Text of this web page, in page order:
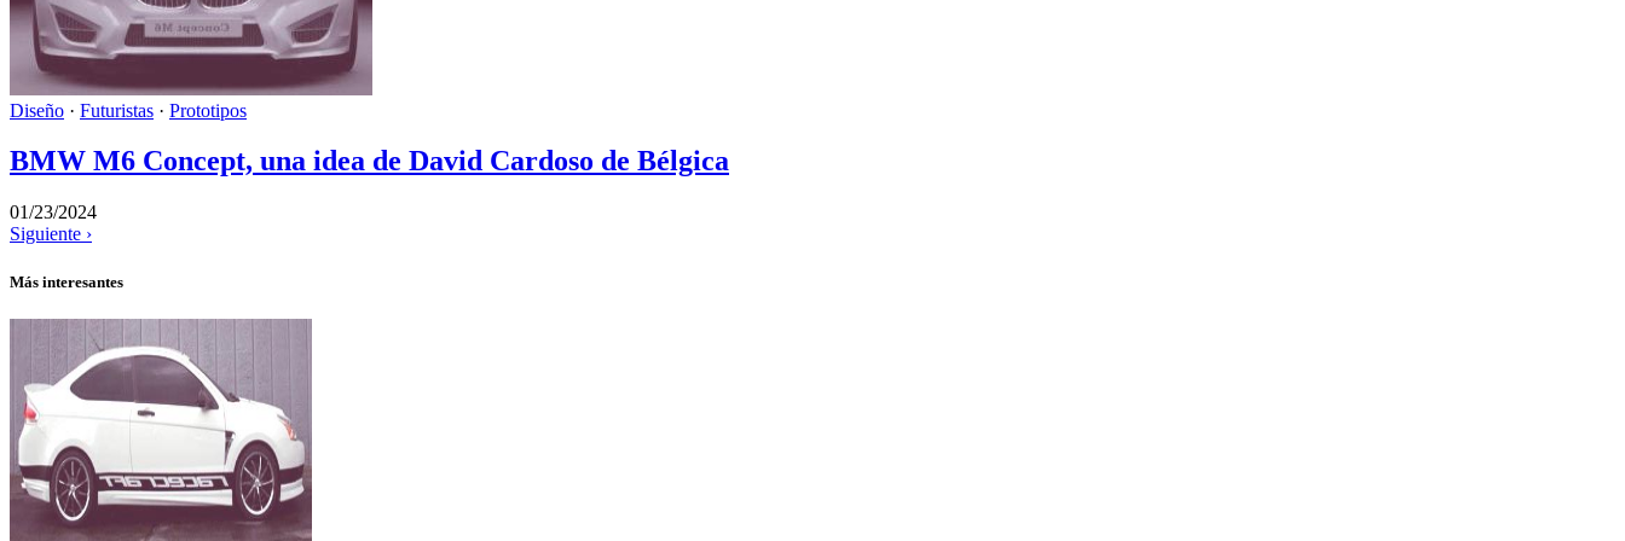
Diseño · Futuristas · Prototipos
BMW M6 Concept, una idea de David Cardoso de Bélgica
01/23/2024
Siguiente ›
Más interesantes